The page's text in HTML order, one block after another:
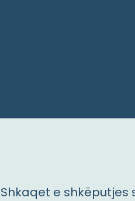
Shkaqet e